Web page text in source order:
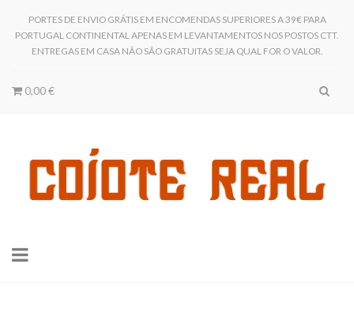
PORTES DE ENVIO GRÁTIS EM ENCOMENDAS SUPERIORES A 39€ PARA
PORTUGAL CONTINENTAL APENAS EM LEVANTAMENTOS NOS POSTOS CTT.
ENTREGAS EM CASA NÃO SÃO GRATUITAS SEJA QUAL FOR O VALOR.
0,00 €
Toggle